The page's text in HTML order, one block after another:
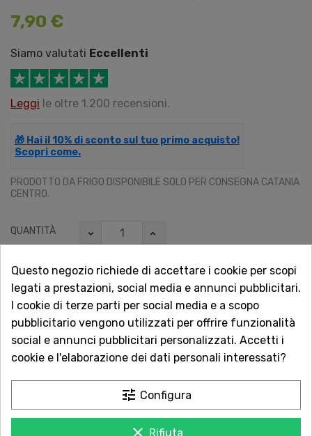
7,90 €
Siamo valutati Eccellenti
Leggi le oltre 1.200 recensioni.
🎁 Hai il 10% di sconto sul tuo primo acquisto!
Scopri come.
PRODOTTO DA FRIGO DISPONIBILE SOLO PER CONSEGNA CATANIA
CENTRO.
QUANTITÀ
AGGIUNGI AL CARRELLO
 Non disponibile
Vuoi essere avvisato quando torna disponibile?
Inserisci la tua email.
Questo negozio richiede di accettare i cookie per scopi
legati a prestazioni, social media e annunci pubblicitari.
I cookie di terze parti per social media e a scopo
pubblicitario vengono utilizzati per offrire funzionalità
social e annunci pubblicitari personalizzati. Accetti i
cookie e l'elaborazione dei dati personali interessati?
tune Configura
clear Rifiuta